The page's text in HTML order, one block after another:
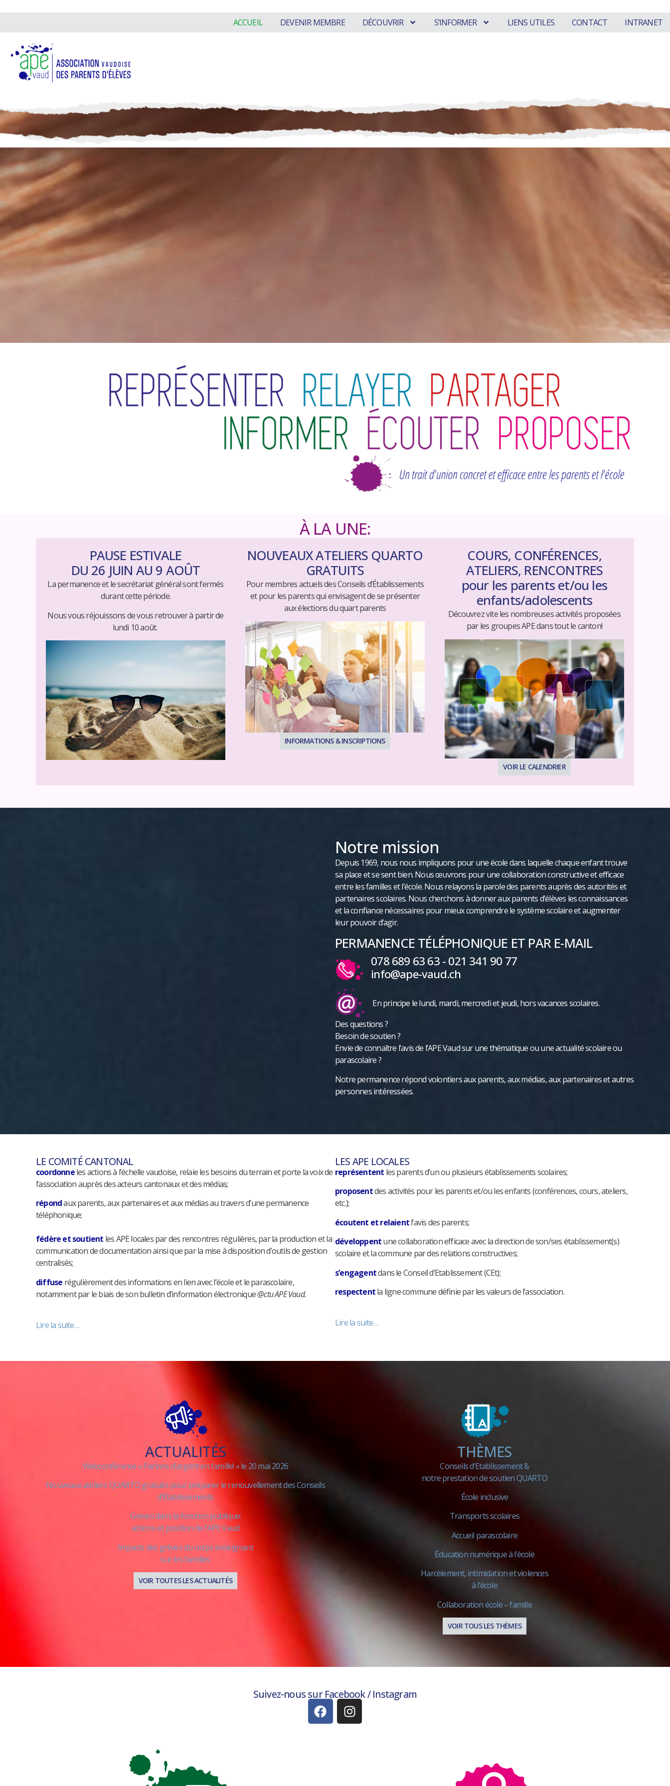
ACCUEIL DEVENIR MEMBRE DÉCOUVRIR S’INFORMER LIENS UTILES CONTACT INTRANET
À LA UNE:
PAUSE ESTIVALE
DU 26 JUIN AU 9 AOÛT
La permanence et le secrétariat général sont fermés
durant cette période.
Nous vous réjouissons de vous retrouver à partir de
lundi 10 août.
​NOUVEAUX ATELIERS QUARTO
GRATUITS
Pour membres actuels des Conseils d’Établissements
et pour les parents qui envisagent de se présenter
aux élections du quart parents
INFORMATIONS & INSCRIPTIONS
COURS, CONFÉRENCES,
ATELIERS, RENCONTRES
pour les parents et/ou les
enfants/adolescents
Découvrez vite les nombreuses activités proposées
​par les groupes APE dans tout le canton!
VOIR LE CALENDRIER
Notre mission
Depuis 1969, nous nous impliquons pour une école dans laquelle chaque enfant trouve
sa place et se sent bien. Nous œuvrons pour une collaboration constructive et efficace
entre les familles et l’école. Nous relayons la parole des parents auprès des autorités et
partenaires scolaires. Nous cherchons à donner aux parents d’élèves les connaissances
et la confiance nécessaires pour mieux comprendre le système scolaire et augmenter
leur pouvoir d’agir.
PERMANENCE TÉLÉPHONIQUE ET PAR E-MAIL
078 689 63 63 - 021 341 90 77
​info@ape-vaud.ch
En principe le lundi, mardi, mercredi ​et jeudi, hors vacances scolaires.
Des questions ?
Besoin de soutien ?
​Envie de connaître l’avis de l’APE Vaud sur une thématique ou une actualité scolaire ou
parascolaire ?
Notre permanence répond volontiers aux parents, aux médias, aux partenaires et autres
personnes intéressées.
LE COMITÉ CANTONAL
coordonneles actions à l’échelle vaudoise, relaie les besoins du terrain et porte la voix de
l’association auprès des acteurs cantonaux et des médias;
répondaux parents, aux partenaires et aux médias au travers d’une permanence
téléphonique;
fédère et soutient les APE locales par des rencontres régulières, par la production et la
communication de documentation ainsi que par la mise à disposition d’outils de gestion
centralisés;
diffuse régulièrement des informations en lien avec l’école et le parascolaire,
notamment par le biais de son bulletin d’information électronique@ctu APE Vaud.
Lire la suite…
LES APE LOCALES
représentent les parents d’un ou plusieurs établissements scolaires;
proposentdes activités pour les parents et/ou les enfants (conférences, cours, ateliers,
etc.);
écoutent et relaientl’avis des parents;
développentune collaboration efficace avec la direction de son/ses établissement(s)
scolaire et la commune par des relations constructives;
s’engagentdans le Conseil d’Etablissement (CEt);
respectentla ligne commune définie par les valeurs de l’association.
Lire la suite…
ACTUALITÉS
Webconférence « Parlons d’argent en famille! » le 20 mai 2026
Nouveaux ateliers QUARTO gratuits pour préparer le renouvellement des Conseils
d’Établissements
Grèves dans la fonction publique:
​actions et position de l’APE Vaud
Impacts des grèves du corps enseignant
​sur les familles
VOIR TOUTES LES ACTUALITÉS
THÈMES
Conseils d’Etablissement &
​notre prestation de soutien QUARTO
École inclusive
​Transports scolaires
Accueil parascolaire
Éducation numérique à l’école
Harcèlement, intimidation et violences
​à l’école
Collaboration école – famille
VOIR TOUS LES THÈMES
Suivez-nous sur Facebook /Instagram